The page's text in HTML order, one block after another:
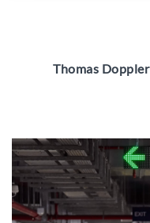
Thomas Doppler